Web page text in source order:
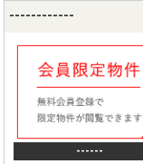
------------
------